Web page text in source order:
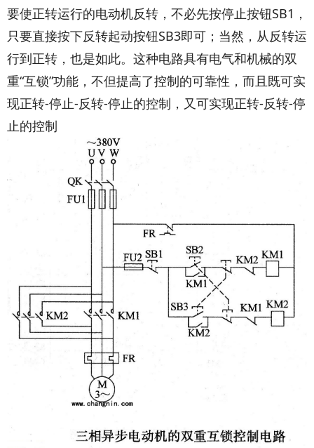
要使正转运行的电动机反转，不必先按停止按钮SB1，
只要直接按下反转起动按钮SB3即可；当然，从反转运
行到正转，也是如此。这种电路具有电气和机械的双
重“互锁”功能，不但提高了控制的可靠性，而且既可实
现正转-停止-反转-停止的控制，又可实现正转-反转-停
止的控制